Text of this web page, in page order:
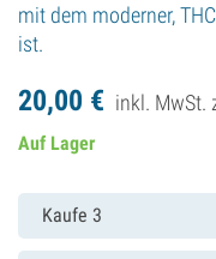
mit dem moderner,
ist.
20,00 € inkl. MwSt.
Auf Lager
Kaufe 3